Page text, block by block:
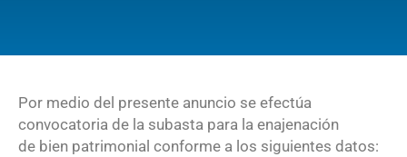
Por medio del presente anuncio se efectúa
convocatoria de la subasta para la enajenación
de bien patrimonial conforme a los siguientes datos: